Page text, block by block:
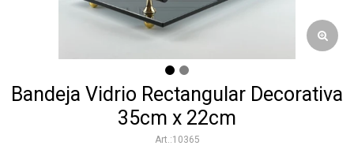
Bandeja Vidrio Rectangular Decorativa
35cm x 22cm
10365